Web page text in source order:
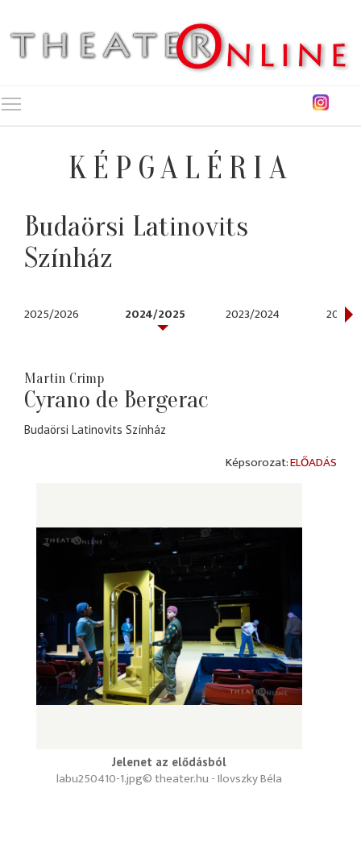
KÉPGALÉRIA
Budaörsi Latinovits
Színház
2025/2026 2024/2025 2023/2024 2022/
Martin Crimp
Cyrano de Bergerac
Budaörsi Latinovits Színház
ELŐADÁS
Jelenet az elődásból
© theater.hu - Ilovszky Béla
labu250410-1.jpg